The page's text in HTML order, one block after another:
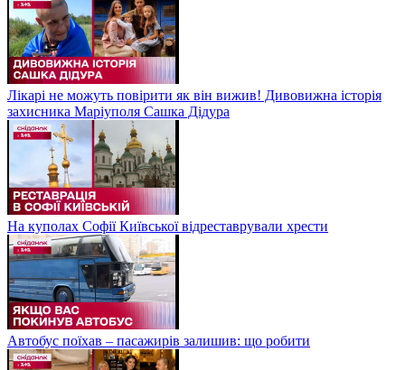
Лікарі не можуть повірити як він вижив! Дивовижна історія
захисника Маріуполя Сашка Дідура
На куполах Софії Київської відреставрували хрести
Автобус поїхав – пасажирів залишив: що робити